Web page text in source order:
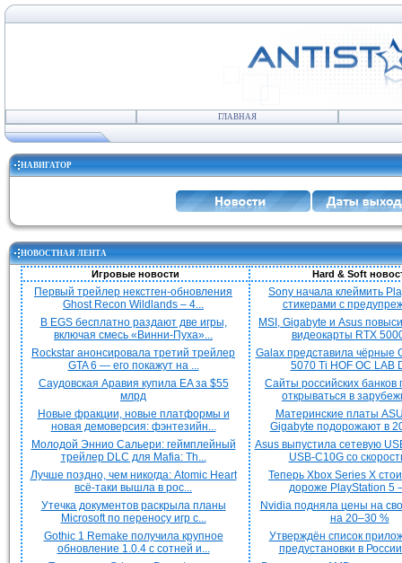
ГЛАВНАЯ
НАВИГАТОР
НОВОСТНАЯ ЛЕНТА
Игровые новости Hard & Soft
Первый трейлер некстген-обновления
Ghost Recon Wildlands – 4...
В EGS бесплатно раздают две игры,
включая смесь «Винни-Пуха»...
Rockstar анонсировала третий трейлер
GTA 6 — его покажут на ...
Саудовская Аравия купила EA за $55
млрд
Новые фракции, новые платформы и
новая демоверсия: фэнтезийн...
Молодой Эннио Сальери: геймплейный
трейлер DLC для Mafia: Th...
Лучше поздно, чем никогда: Atomic Heart
всё-таки вышла в рос...
Утечка документов раскрыла планы
Microsoft по переносу игр с...
Gothic 1 Remake получила крупное
обновление 1.0.4 с сотней и...
Sony начала клеймить
стикерами с
MSI, Gigabyte и Asus
видеокарты RTX
Galax представила чёрные
5070 Ti HOF OC LAB
Сайты российских банков
открываться в
Материнские платы
Gigabyte подорожают в
Asus выпустила сетевую
USB-C10G со
Теперь Xbox Series X
дороже PlayStation 5
Nvidia подняла цены на
на 20–30 %
Утверждён список
предустановки в